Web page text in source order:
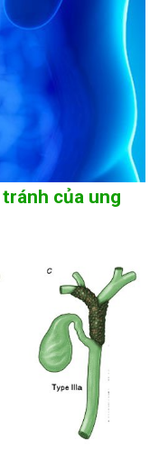
của ung